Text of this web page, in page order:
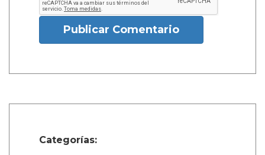
Publicar Comentario
Categorías: